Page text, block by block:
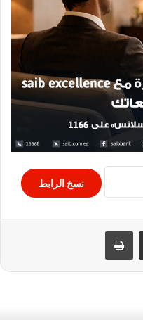
نسخ الرابط
مشاركة عبر البريد طباعة